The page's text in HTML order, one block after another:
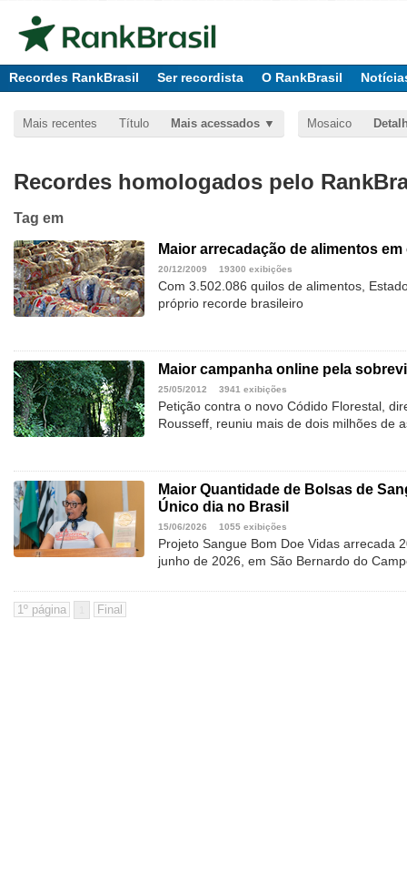
Recordes RankBrasil Ser recordista O RankBrasil
Mais recentes Título Mais acessados Mosaico
Recordes homologados pelo
Tag em
Maior arrecadação de alimentos
20/12/2009 19300 exibições
Com 3.502.086 quilos de alimentos,
próprio recorde brasileiro
Maior campanha online pela
25/05/2012 3941 exibições
Petição contra o novo Códido Florestal,
Rousseff, reuniu mais de dois milhões de
Maior Quantidade de Bolsas de
Único dia no Brasil
15/06/2026 1055 exibições
Projeto Sangue Bom Doe Vidas arrecada
junho de 2026, em São Bernardo do